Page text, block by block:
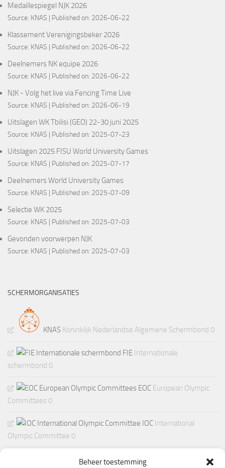
Beheer toestemming
Medaillespiegel NJK 2026
Source: KNAS Published on: 2026-06-22
Klassement Verenigingsbeker 2026
Source: KNAS Published on: 2026-06-22
Deelnemers NK equipe 2026
Source: KNAS Published on: 2026-06-22
NJK - Volg het live via Fencing Time Live
Source: KNAS Published on: 2026-06-19
Uitslagen WK Tbilisi (GEO) 22-30 juni 2025
Source: KNAS Published on: 2025-07-23
Uitslagen 2025 FISU World University Games
Source: KNAS Published on: 2025-07-17
Deelnemers World University Games
Source: KNAS Published on: 2025-07-09
Selectie WK 2025
Source: KNAS Published on: 2025-07-03
Gevonden voorwerpen NJK
Source: KNAS Published on: 2025-07-03
SCHERMORGANISATIES
KNAS Koninklijk Nederlandse Algemene Schermbond 0
FIE Internationale
schermbond 0
EOC European Olympic
Committees 0
IOC International
Olympic Committee 0